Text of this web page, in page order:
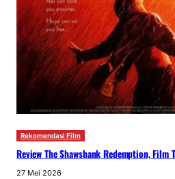
Rekomendasi Film
Review The Shawshank Redemption, Film
27 Mei 2026